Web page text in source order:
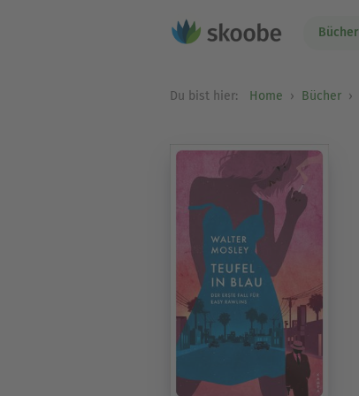
Bücher
Du bist hier: Home Bücher